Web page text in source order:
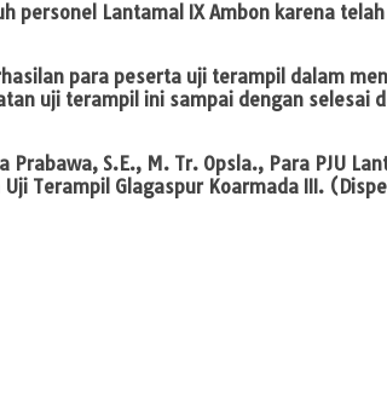
personel Lantamal IX Ambon karena
para peserta uji terampil dalam
uji terampil ini sampai dengan selesai
S.E., M. Tr. Opsla., Para PJU
Terampil Glagaspur Koarmada III.